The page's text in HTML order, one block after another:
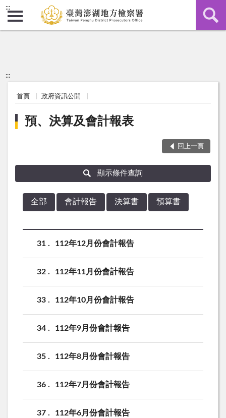
:::
:::
首頁 政府資訊公開
預、決算及會計報表
回上一頁
顯示條件查詢
全部 會計報告 決算書 預算書
31 112年12月份會計報告
32 112年11月份會計報告
33 112年10月份會計報告
34 112年9月份會計報告
35 112年8月份會計報告
36 112年7月份會計報告
37 112年6月份會計報告